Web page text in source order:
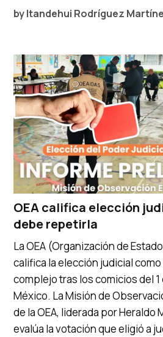
byItandehui Rodríguez
OEA califica elección
debe repetirla
La OEA (Organización de
califica la elección judicial
complejo tras los comicios del
México. La Misión de
de la OEA, liderada por Heraldo
evalúa la votación que eligió a